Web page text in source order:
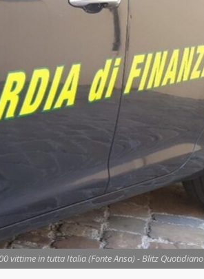
vittime in tutta Italia (Fonte Ansa) - Blitz Quotidiano